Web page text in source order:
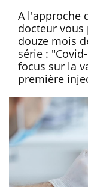
A l'approche
docteur
douze mois
série :
focus sur la
première